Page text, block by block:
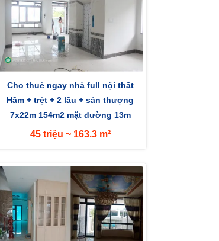
Cho thuê ngay nhà full nội thất
Hầm + trệt + 2 lầu + sân thượng
7x22m 154m2 mặt đường 13m
hướng Tây
45 triệu ~ 163.3 m²